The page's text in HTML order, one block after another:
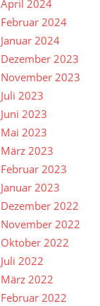
April 2024
Februar 2024
Januar 2024
Dezember 2023
November 2023
Juli 2023
Juni 2023
Mai 2023
März 2023
Februar 2023
Januar 2023
Dezember 2022
November 2022
Oktober 2022
Juli 2022
März 2022
Februar 2022